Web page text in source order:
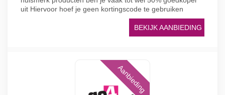
uit Hiervoor hoef je geen kortingscode te gebruiken
BEKIJK AANBIEDING
Aanbieding